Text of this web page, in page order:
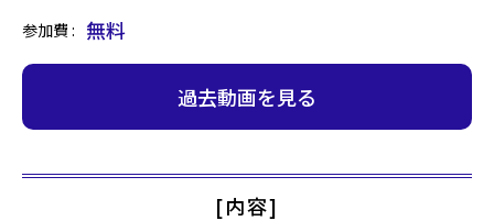
参加費 無料
過去動画を見る
[内容]